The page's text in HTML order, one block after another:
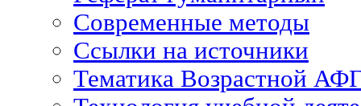
Современные методы
Ссылки на источники
Тематика Возрастной